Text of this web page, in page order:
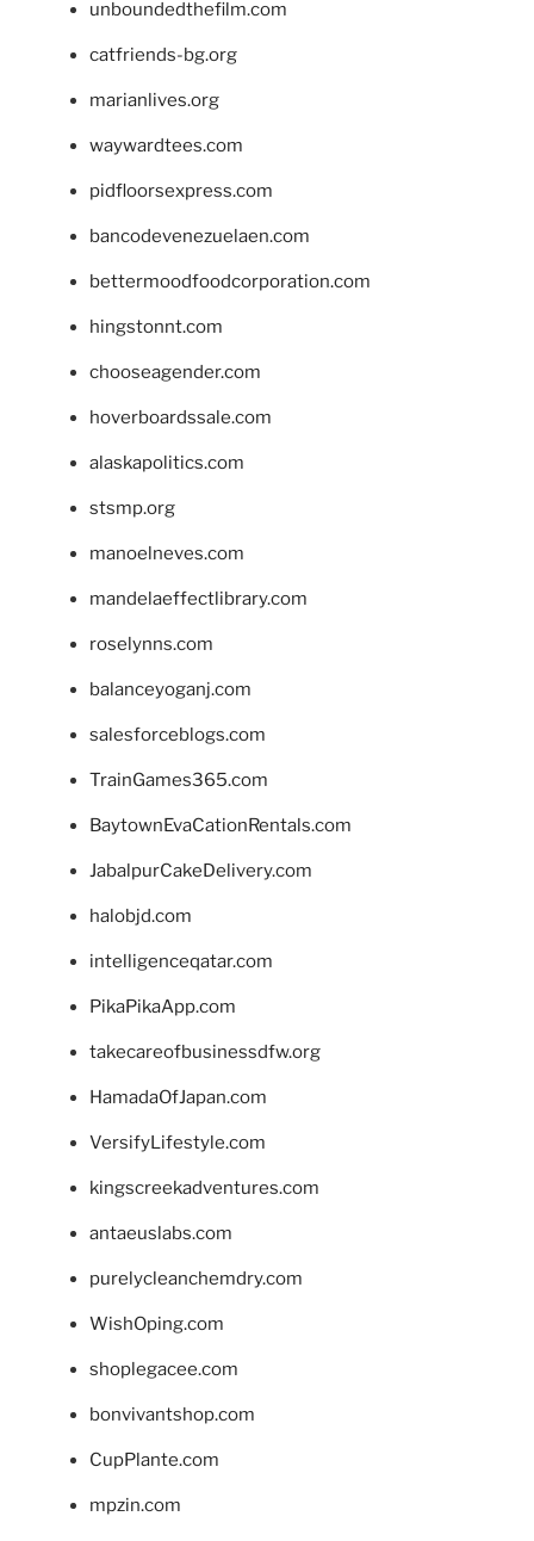
unboundedthefilm.com
catfriends-bg.org
marianlives.org
waywardtees.com
pidfloorsexpress.com
bancodevenezuelaen.com
bettermoodfoodcorporation.com
hingstonnt.com
chooseagender.com
hoverboardssale.com
alaskapolitics.com
stsmp.org
manoelneves.com
mandelaeffectlibrary.com
roselynns.com
balanceyoganj.com
salesforceblogs.com
TrainGames365.com
BaytownEvaCationRentals.com
JabalpurCakeDelivery.com
halobjd.com
intelligenceqatar.com
PikaPikaApp.com
takecareofbusinessdfw.org
HamadaOfJapan.com
VersifyLifestyle.com
kingscreekadventures.com
antaeuslabs.com
purelycleanchemdry.com
WishOping.com
shoplegacee.com
bonvivantshop.com
CupPlante.com
mpzin.com